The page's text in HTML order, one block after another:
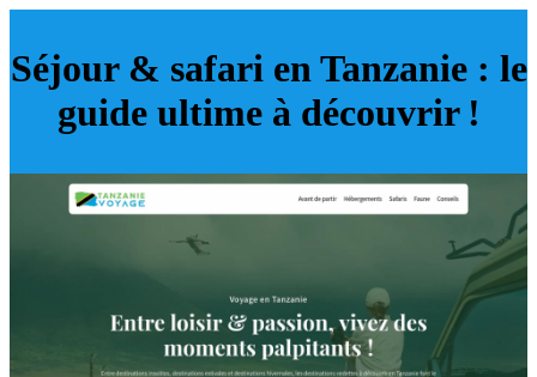
Séjour & safari en Tanzanie : le
guide ultime à découvrir !